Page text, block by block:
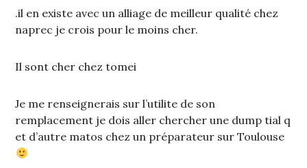
.il en existe avec un alliage de meilleur qualité chez
naprec je crois pour le moins cher.
Il sont cher chez tomei
Je me renseignerais sur l’utilite de son
remplacement je dois aller chercher une dump tial q
et d’autre matos chez un préparateur sur Toulouse